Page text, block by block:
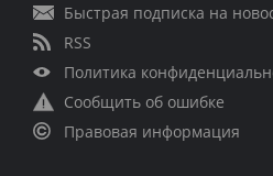
Быстрая подписка на
RSS
Политика
Сообщить об ошибке
Правовая информация